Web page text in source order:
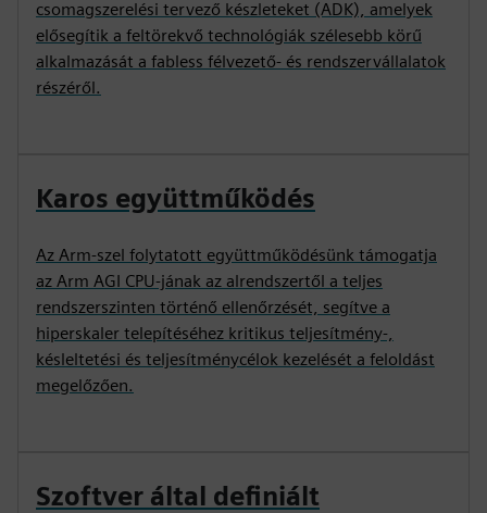
csomagszerelési tervező készleteket (ADK), amelyek
elősegítik a feltörekvő technológiák szélesebb körű
alkalmazását a fabless félvezető- és rendszervállalatok
részéről.
Karos együttműködés
Az Arm-szel folytatott együttműködésünk támogatja
az Arm AGI CPU-jának az alrendszertől a teljes
rendszerszinten történő ellenőrzését, segítve a
hiperskaler telepítéséhez kritikus teljesítmény-,
késleltetési és teljesítménycélok kezelését a feloldást
megelőzően.
Szoftver által definiált